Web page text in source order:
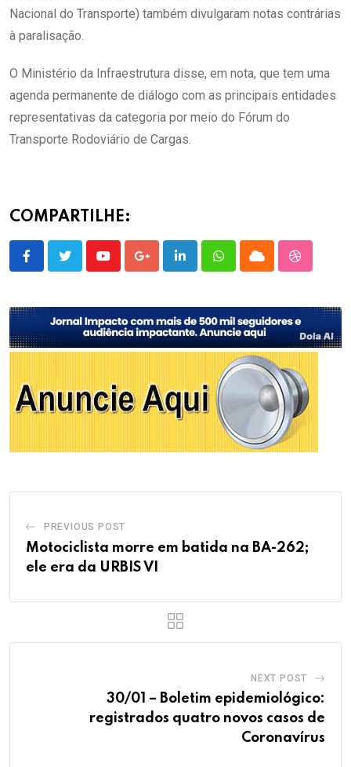
Nacional do Transporte) também divulgaram notas contrárias
à paralisação.
O Ministério da Infraestrutura disse, em nota, que tem uma
agenda permanente de diálogo com as principais entidades
representativas da categoria por meio do Fórum do
Transporte Rodoviário de Cargas.
COMPARTILHE:
YoutubeGoogle+LinkedInWhatsappCloud
PREVIOUS POST
Motociclista morre em batida na BA-262;
ele era da URBIS VI
NEXT POST
30/01 – Boletim epidemiológico:
registrados quatro novos casos de
Coronavírus